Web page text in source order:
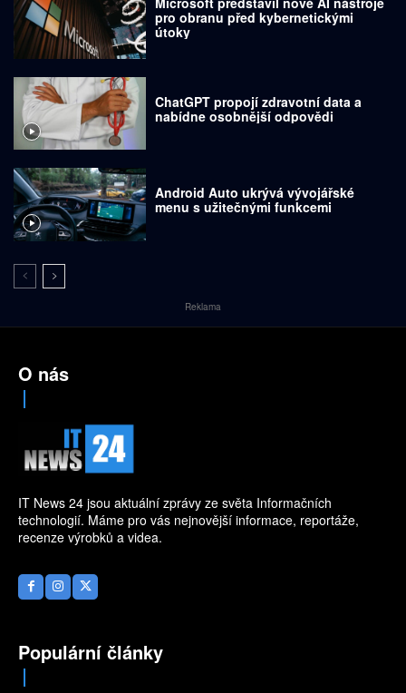
pro obranu před kybernetickými
útoky
ChatGPT propojí zdravotní data a
nabídne osobnější odpovědi
Android Auto ukrývá vývojářské
menu s užitečnými funkcemi
Reklama
O nás
IT News 24 jsou aktuální zprávy ze světa Informačních
technologií. Máme pro vás nejnovější informace, reportáže,
recenze výrobků a videa.
Populární články